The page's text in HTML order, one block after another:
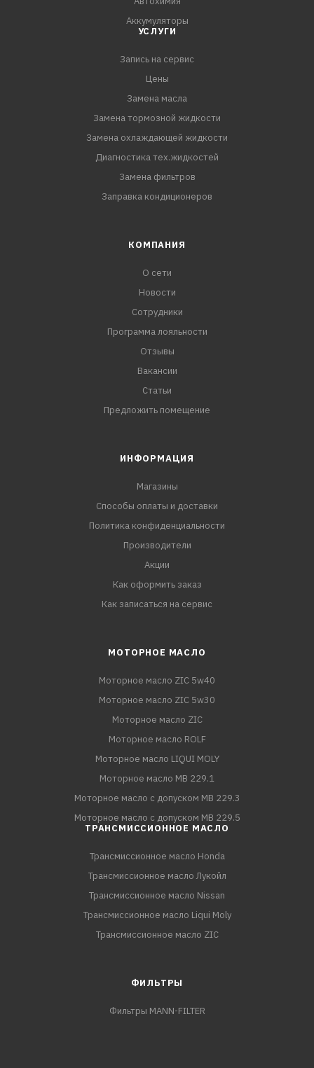
Аккумуляторы
УСЛУГИ
Запись на сервис
Цены
Замена масла
Замена тормозной жидкости
Замена охлаждающей жидкости
Диагностика тех.жидкостей
Замена фильтров
Заправка кондиционеров
КОМПАНИЯ
О сети
Новости
Сотрудники
Программа лояльности
Отзывы
Вакансии
Статьи
Предложить помещение
ИНФОРМАЦИЯ
Магазины
Способы оплаты и доставки
Политика конфиденциальности
Производители
Акции
Как оформить заказ
Как записаться на сервис
МОТОРНОЕ МАСЛО
Моторное масло ZIC 5w40
Моторное масло ZIC 5w30
Моторное масло ZIC
Моторное масло ROLF
Моторное масло LIQUI MOLY
Моторное масло MB 229.1
Моторное масло с допуском MB 229.3
Моторное масло с допуском MB 229.5
ТРАНСМИССИОННОЕ МАСЛО
Трансмиссионное масло Honda
Трансмиссионное масло Лукойл
Трансмиссионное масло Nissan
Трансмиссионное масло Liqui Moly
Трансмиссионное масло ZIC
ФИЛЬТРЫ
Фильтры MANN-FILTER